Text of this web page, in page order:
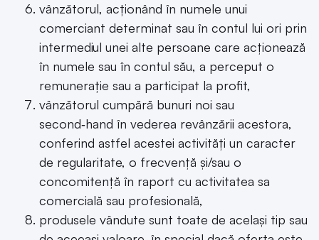
vânzătorul, acționând în numele unui
comerciant determinat sau în contul lui ori prin
intermediul unei alte persoane care acționează
în numele sau în contul său, a perceput o
remunerație sau a participat la profit,
vânzătorul cumpără bunuri noi sau
second‑hand în vederea revânzării acestora,
conferind astfel acestei activități un caracter
de regularitate, o frecvență și/sau o
concomitență în raport cu activitatea sa
comercială sau profesională,
produsele vândute sunt toate de același tip sau